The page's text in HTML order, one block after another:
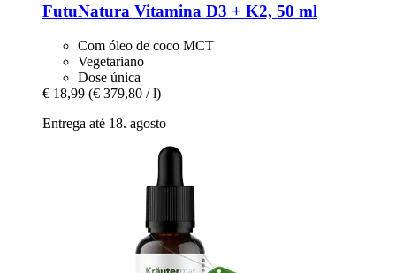
FutuNatura Vitamina D3 + K2, 50 ml
Com óleo de coco MCT
Vegetariano
Dose única
€ 18,99 (€ 379,80 / l)
Entrega até 18. agosto